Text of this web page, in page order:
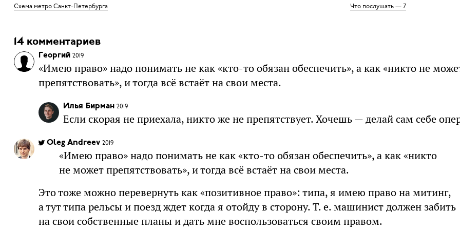
Схема метро Санкт-Петербурга Что послушать — 7
14 комментариев
Георгий 2019
«Имею право» надо понимать не как «кто-то обязан обеспечить», а как «никто не
препятствовать», и тогда всё встаёт на свои места.
Илья Бирман 2019
Если скорая не приехала, никто же не препятствует. Хочешь — делай сам себе
Oleg Andreev 2019
«Имею право» надо понимать не как «кто-то обязан обеспечить», а как «никто
не может препятствовать», и тогда всё встаёт на свои места.
Это тоже можно перевернуть как «позитивное право»: типа, я имею право на митинг,
а тут типа рельсы и поезд ждет когда я отойду в сторону. Т. е. машинист должен забить
на свои собственные планы и дать мне воспользоваться своим правом.